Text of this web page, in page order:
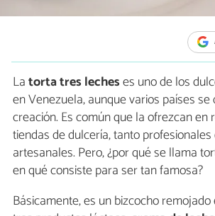
Latorta tres lecheses uno de los
en Venezuela, aunque varios países
creación. Es común que la ofrezcan en
tiendas de dulcería, tanto
artesanales. Pero, ¿por qué se llama
en qué consiste para ser tan famosa?
Básicamente, es un bizcocho